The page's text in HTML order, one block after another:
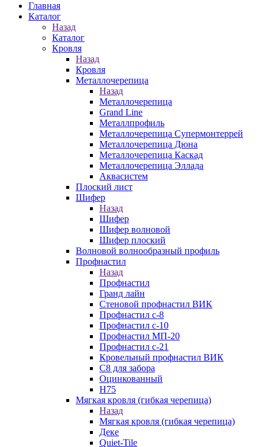
Главная
Каталог
Назад
Каталог
Кровля
Назад
Кровля
Металлочерепица
Назад
Металлочерепица
Grand Line
Металлпрофиль
Металлочерепица Супермонтеррей
Металлочерепица Дюна
Металлочерепица Каскад
Металлочерепица Эллада
Аквасистем
Плоский лист
Шифер
Назад
Шифер
Шифер волновой
Шифер плоский
Волновой волнообразный профиль
Профнастил
Назад
Профнастил
Гранд лайн
Стеновой профнастил ВИК
Профнастил с-8
Профнастил с-10
Профнастил МП-20
Профнастил с-21
Кровельный профнастил ВИК
С8 для забора
Оцинкованный
Н75
Мягкая кровля (гибкая черепица)
Назад
Мягкая кровля (гибкая черепица)
Деке
Quiet-Tile